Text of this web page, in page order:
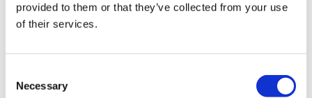
provided to them or that they’ve collected from your use
of their services.
Selection
Necessary